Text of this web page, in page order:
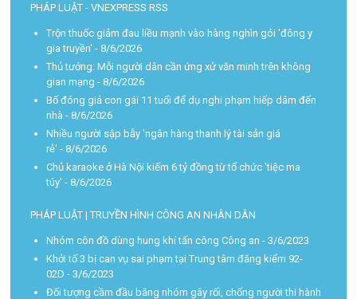
PHÁP LUẬT - VNEXPRESS RSS
Trộn thuốc giảm đau liều mạnh vào hàng nghìn gói 'đông y
gia truyền' - 8/6/2026
Thủ tướng: Mỗi người dân cần ứng xử văn minh trên không
gian mạng - 8/6/2026
Bố đóng giả con gái 11 tuổi để dụ nghi phạm hiếp dâm đến
nhà - 8/6/2026
Nhiều người sập bẫy 'ngân hàng thanh lý tài sản giá
rẻ' - 8/6/2026
Chủ karaoke ở Hà Nội kiếm 6 tỷ đồng từ tổ chức 'tiệc ma
túy' - 8/6/2026
PHÁP LUẬT | TRUYỀN HÌNH CÔNG AN NHÂN DÂN
Nhóm côn đồ dùng hung khí tấn công Công an - 3/6/2023
Khởi tố 3 bị can vụ sai phạm tại Trung tâm đăng kiểm 92-
02D - 3/6/2023
Đối tượng cầm đầu băng nhóm gây rối, chống người thi hành